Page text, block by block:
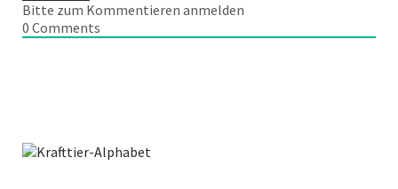
Bitte zum Kommentieren anmelden
0 Comments